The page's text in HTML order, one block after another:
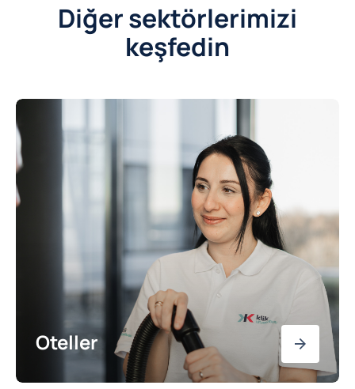
Diğer sektörlerimizi
keşfedin
Oteller